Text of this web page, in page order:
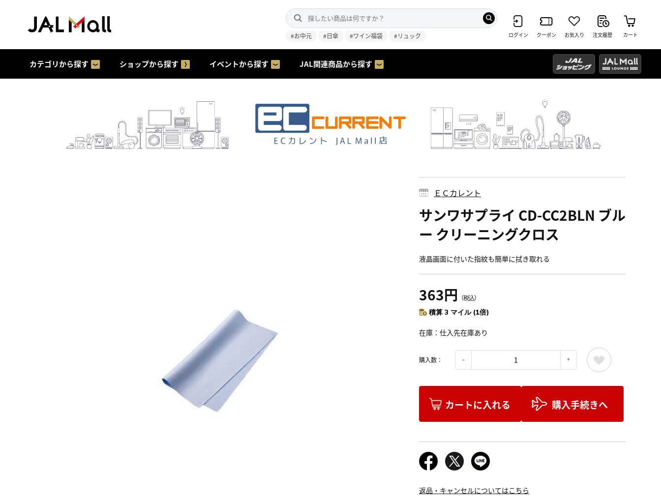
#お中元 #日傘 #ワイン福袋 #リュック ログイン クーポン お気入り 注文履歴 カート
カテゴリから探す ショップから探す イベントから探す JAL関連商品から探す
ＥＣカレント
サンワサプライ CD-CC2BLN ブル
ー クリーニングクロス
液晶画面に付いた指紋も簡単に拭き取れる
363円 （税込）
積算 3 マイル (1倍)
在庫 仕入先在庫あり
購入数：
カートに入れる 購入手続きへ
返品・キャンセルについてはこちら